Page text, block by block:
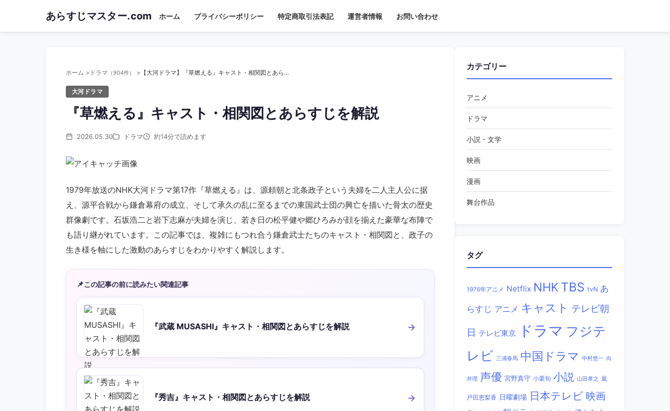
main
あらすじマスター.com ホーム プライバシーポリシー 特定商取引法表記 運営者情報 お問い合わせ
ホーム ドラマ （904件） 【大河ドラマ】『草燃える』キャスト・相関図とあらすじを解説
大河ドラマ
『草燃える』キャスト・相関図とあらすじを解説
2026.05.30 ドラマ 約14分で読めます
1979年放送のNHK大河ドラマ第17作『草燃える』は、源頼朝と北条政子という夫婦を二人主人公に据
え、源平合戦から鎌倉幕府の成立、そして承久の乱に至るまでの東国武士団の興亡を描いた骨太の歴史
群像劇です。石坂浩二と岩下志麻が夫婦を演じ、若き日の松平健や郷ひろみが顔を揃えた豪華な布陣で
も語り継がれています。この記事では、複雑にもつれ合う鎌倉武士たちのキャスト・相関図と、政子の
生き様を軸にした激動のあらすじをわかりやすく解説します。
📌この記事の前に読みたい関連記事
『武蔵 MUSASHI』キャスト・相関図とあらすじを解説
『秀吉』キャスト・相関図とあらすじを解説
カテゴリー
アニメ
ドラマ
小説・文学
映画
漫画
舞台作品
タグ
1976年アニメ Netflix NHK TBS tvN あ
らすじ アニメ キャスト テレビ朝
日 テレビ東京 ドラマ フジテ
レビ 三浦春馬 中国ドラマ 中村悠一 向
井理 声優 宮野真守 小栗旬 小説 山田孝之 嵐
戸田恵梨香 日曜劇場 日本テレビ 映画